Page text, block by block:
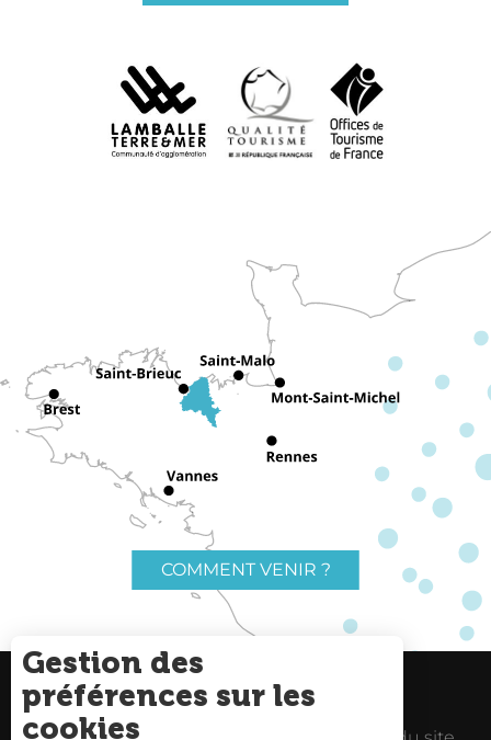
COMMENT VENIR ?
Charte du voyageur Liens utiles
Gestion des
préférences sur les
cookies